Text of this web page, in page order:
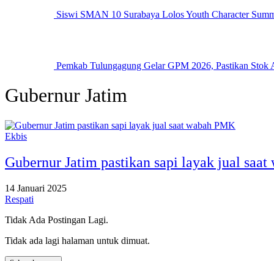
Siswi SMAN 10 Surabaya Lolos Youth Character
Pemkab Tulungagung Gelar GPM 2026, Pastikan Stok
Gubernur Jatim
Ekbis
Gubernur Jatim pastikan sapi layak jual saat
14 Januari 2025
Respati
Tidak Ada Postingan Lagi.
Tidak ada lagi halaman untuk dimuat.